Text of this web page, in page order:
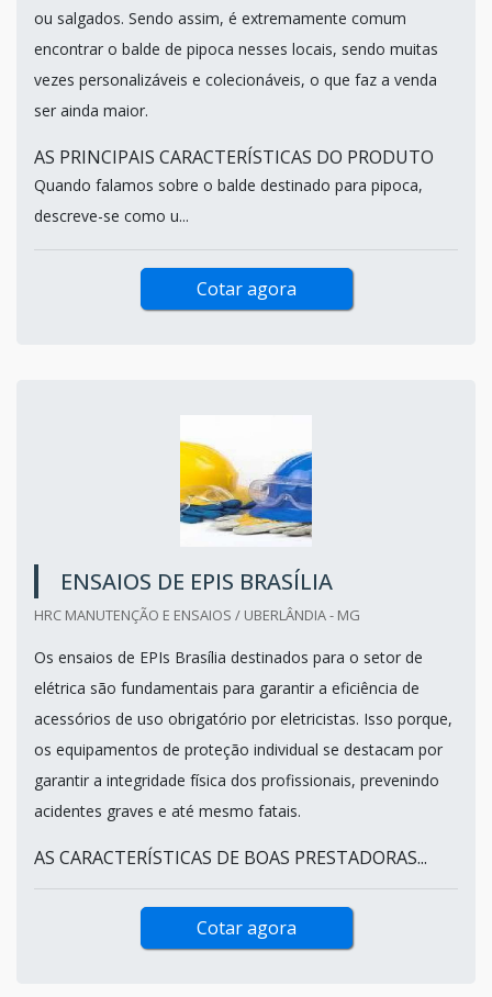
ou salgados. Sendo assim, é extremamente comum
encontrar o balde de pipoca nesses locais, sendo muitas
vezes personalizáveis e colecionáveis, o que faz a venda
ser ainda maior.
AS PRINCIPAIS CARACTERÍSTICAS DO PRODUTO
Quando falamos sobre o balde destinado para pipoca,
descreve-se como u...
Cotar agora
ENSAIOS DE EPIS BRASÍLIA
HRC MANUTENÇÃO E ENSAIOS / UBERLÂNDIA - MG
Os ensaios de EPIs Brasília destinados para o setor de
elétrica são fundamentais para garantir a eficiência de
acessórios de uso obrigatório por eletricistas. Isso porque,
os equipamentos de proteção individual se destacam por
garantir a integridade física dos profissionais, prevenindo
acidentes graves e até mesmo fatais.
AS CARACTERÍSTICAS DE BOAS PRESTADORAS...
Cotar agora